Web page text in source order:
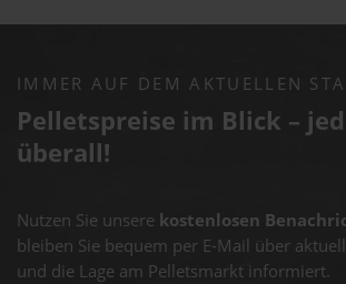
IMMER AUF DEM AKTUELLEN
Pelletspreise im Blick –
überall!
Nutzen Sie unsere kostenlosen
bleiben Sie bequem per E-Mail über
und die Lage am Pelletsmarkt informiert.